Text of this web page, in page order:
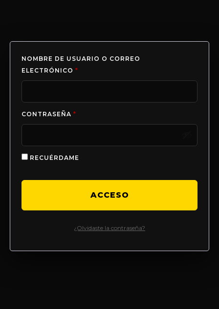
NOMBRE DE USUARIO O CORREO
ELECTRÓNICO *
CONTRASEÑA *
RECUÉRDAME
ACCESO
¿Olvidaste la contraseña?